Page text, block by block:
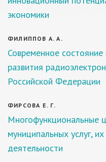
экономики
ФИЛИППОВ А. А.
Современное
развития
Российской Федерации
ФИРСОВА Е. Г.
Многофункциональные
муниципальных услуг,
деятельности